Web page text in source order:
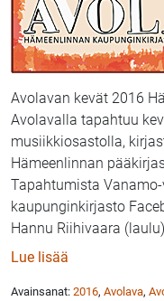
Avolavan kevät 2016
Avolavalla tapahtuu
musiikkiosastolla,
Hämeenlinnan
Tapahtumista
kaupunginkirjasto
Hannu Riihivaara
Lue lisää
Avainsanat: 2016, Avolava,